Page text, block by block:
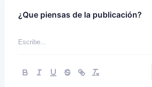
¿Que piensas de la publicación?